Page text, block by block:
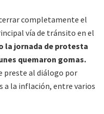
completamente el
vía de tránsito en el
la jornada de protesta
quemaron gomas.
preste al diálogo por
a la inflación, entre varios